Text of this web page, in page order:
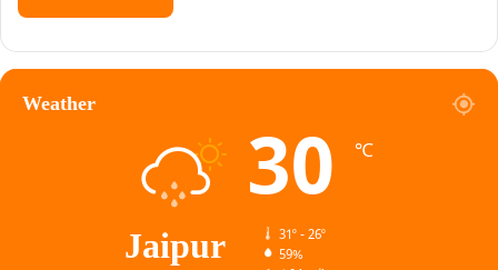
Weather
Jaipur
30 ℃
31º - 26º
59%